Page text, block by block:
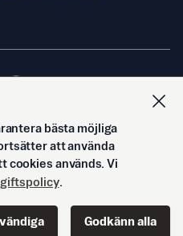
bästa möjliga
att använda
cookies används. Vi
.
Godkänn alla